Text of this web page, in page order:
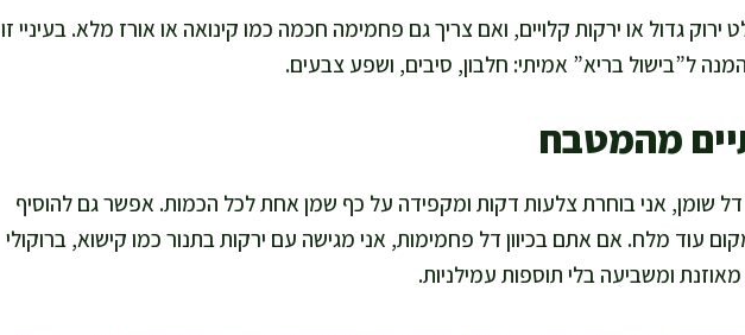
ירוק גדול או ירקות קלויים, ואם צריך גם פחמימה חכמה כמו קינואה או אורז מלא. בעיניי זו
ל”בישול בריא” אמיתי: חלבון, סיבים, ושפע צבעים.
מהמטבח
דל שומן, אני בוחרת צלעות דקות ומקפידה על כף שמן אחת לכל הכמות. אפשר גם להוסיף
עוד מלח. אם אתם בכיוון דל פחמימות, אני מגישה עם ירקות בתנור כמו קישוא, ברוקולי
ומשביעה בלי תוספות עמילניות.